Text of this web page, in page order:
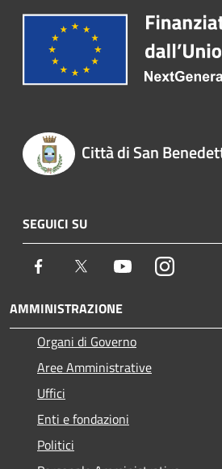
Città di San
SEGUICI SU
Facebook Twitter YoutubeInstagram
AMMINISTRAZIONE
Organi di Governo
Aree Amministrative
Uffici
Enti e fondazioni
Politici